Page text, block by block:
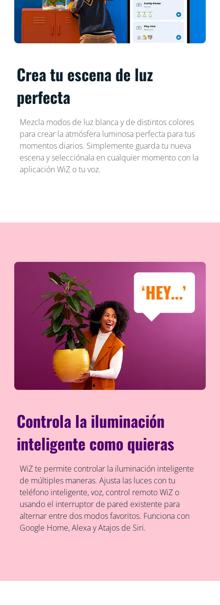
Crea tu escena de luz
perfecta
Mezcla modos de luz blanca y de distintos colores
para crear la atmósfera luminosa perfecta para tus
momentos diarios. Simplemente guarda tu nueva
escena y selecciónala en cualquier momento con la
aplicación WiZ o tu voz.
Controla la iluminación
inteligente como quieras
WiZ te permite controlar la iluminación inteligente
de múltiples maneras. Ajusta las luces con tu
teléfono inteligente, voz, control remoto WiZ o
usando el interruptor de pared existente para
alternar entre dos modos favoritos. Funciona con
Google Home, Alexa y Atajos de Siri.